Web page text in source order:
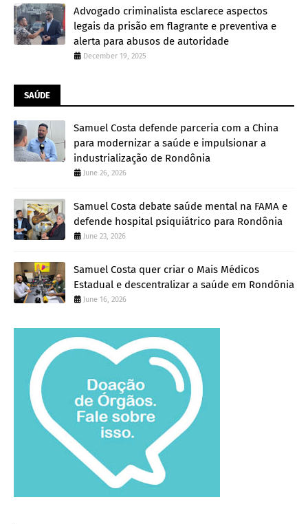
Advogado criminalista esclarece aspectos
legais da prisão em flagrante e preventiva e
alerta para abusos de autoridade
December 19, 2025
SAÚDE
Samuel Costa defende parceria com a China
para modernizar a saúde e impulsionar a
industrialização de Rondônia
June 26, 2026
Samuel Costa debate saúde mental na FAMA e
defende hospital psiquiátrico para Rondônia
June 23, 2026
Samuel Costa quer criar o Mais Médicos
Estadual e descentralizar a saúde em Rondônia
June 16, 2026